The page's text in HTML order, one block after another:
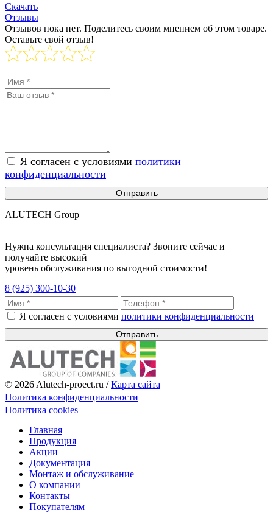
Скачать
Отзывы
Отзывов пока нет. Поделитесь своим мнением об этом товаре.
Оставьте свой отзыв!
Я согласен с условиями политики
конфиденциальности
Отправить
ALUTECH Group
Нужна консультация специалиста? Звоните сейчас и
получайте высокий
уровень обслуживания по выгодной стоимости!
8 (925) 300-10-30
Я согласен с условиями политики конфиденциальности
Отправить
© 2026 Alutech-proect.ru /Карта сайта
Политика конфиденциальности
Политика cookies
Главная
Продукция
Акции
Документация
Монтаж и обслуживание
О компании
Контакты
Покупателям